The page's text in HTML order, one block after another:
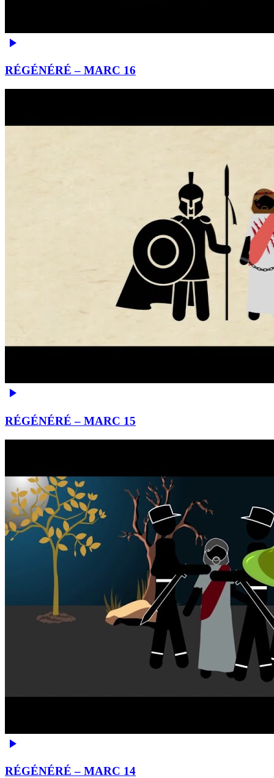
RÉGÉNÉRÉ – MARC 16
RÉGÉNÉRÉ – MARC 15
RÉGÉNÉRÉ – MARC 14